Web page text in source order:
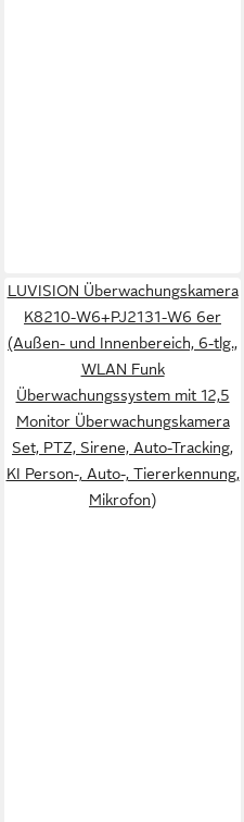
LUVISION Überwachungskamera
K8210-W6+PJ2131-W6 6er
(Außen- und Innenbereich, 6-tlg.,
WLAN Funk
Überwachungssystem mit 12,5
Monitor Überwachungskamera
Set, PTZ, Sirene, Auto-Tracking,
KI Person-, Auto-, Tiererkennung,
Mikrofon)